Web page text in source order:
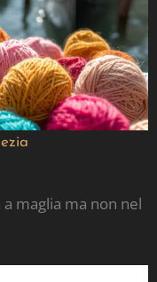
maglia ma non nel